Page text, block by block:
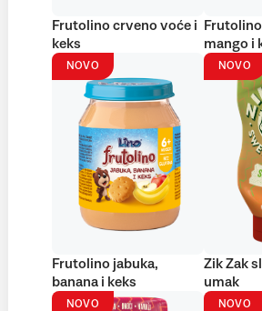
Frutolino crveno voće i
keks
mango i
NOVO
Frutolino jabuka,
banana i keks
NOVO
Zik Zak
umak
NOVO NOVO